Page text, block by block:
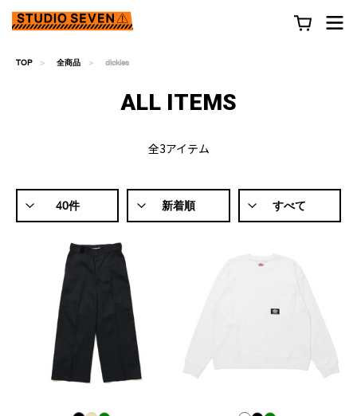
TOP 全商品 dickies
ALL ITEMS
全3アイテム
40件 新着順 すべて